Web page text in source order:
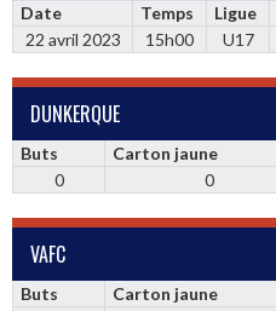
Date Temps Ligue
22 avril 2023
15h00 U17
DUNKERQUE
Buts Carton jaune
0
0
VAFC
Buts Carton jaune